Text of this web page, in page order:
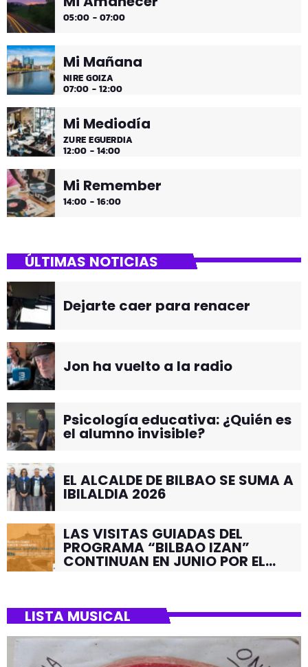
05:00 - 07:00
Mi Mañana
NIRE GOIZA
07:00 - 12:00
Mi Mediodía
ZURE EGUERDIA
12:00 - 14:00
Mi Remember
14:00 - 16:00
ÚLTIMAS NOTICIAS
Dejarte caer para renacer
Jon ha vuelto a la radio
Psicología educativa: ¿Quién es
el alumno invisible?
EL ALCALDE DE BILBAO SE SUMA A
IBILALDIA 2026
LAS VISITAS GUIADAS DEL
PROGRAMA “BILBAO IZAN”
CONTINUAN EN JUNIO POR EL
LISTA MUSICAL